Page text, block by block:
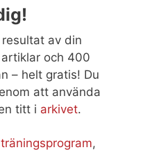
av din
och 400
– helt gratis! Du
att använda
titt i arkivet.
träningsprogram,